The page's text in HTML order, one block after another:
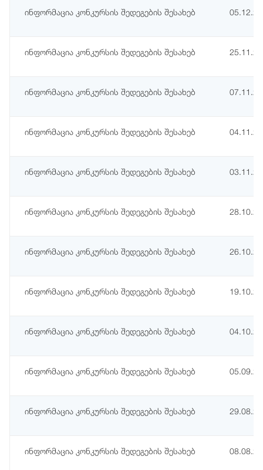
ინფორმაცია კონკურსის შედეგების შესახებ
ინფორმაცია კონკურსის შედეგების შესახებ
ინფორმაცია კონკურსის შედეგების შესახებ
ინფორმაცია კონკურსის შედეგების შესახებ
ინფორმაცია კონკურსის შედეგების შესახებ
ინფორმაცია კონკურსის შედეგების შესახებ
ინფორმაცია კონკურსის შედეგების შესახებ
ინფორმაცია კონკურსის შედეგების შესახებ
ინფორმაცია კონკურსის შედეგების შესახებ
ინფორმაცია კონკურსის შედეგების შესახებ
ინფორმაცია კონკურსის შედეგების შესახებ
ინფორმაცია კონკურსის შედეგების შესახებ